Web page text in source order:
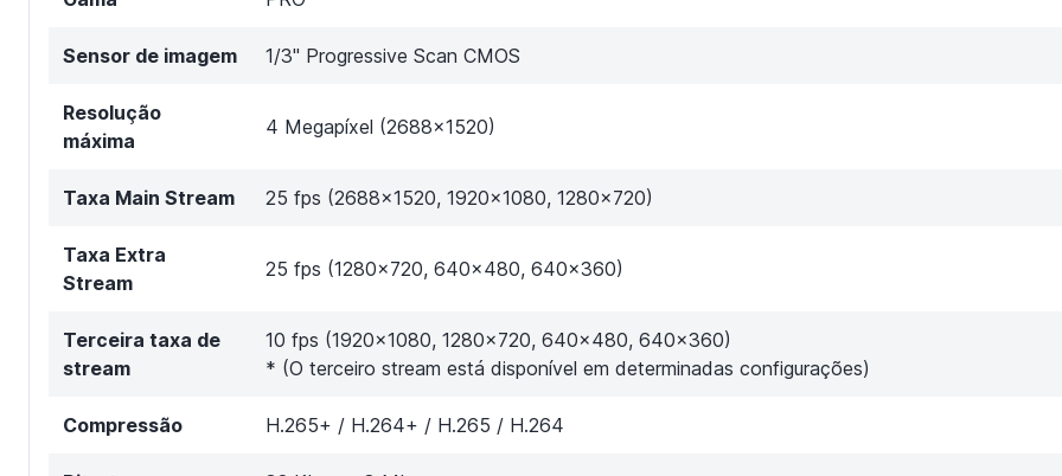
Sensor de imagem 1/3" Progressive Scan CMOS
Resolução
máxima
4 Megapíxel (2688x1520)
Taxa Main Stream 25 fps (2688x1520, 1920×1080, 1280×720)
Taxa Extra
Stream
25 fps (1280x720, 640x480, 640×360)
Terceira taxa de
stream
10 fps (1920x1080, 1280×720, 640x480, 640×360)
* (O terceiro stream está disponível em determinadas configurações)
Compressão H.265+ / H.264+ / H.265 / H.264